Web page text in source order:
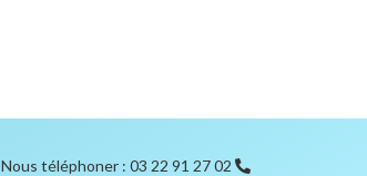
Nous téléphoner : 03 22 91 27 02